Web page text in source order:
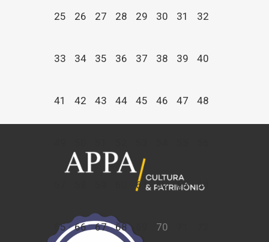
25 26 27 28 29 30 31 32
33 34 35 36 37 38 39 40
41 42 43 44 45 46 47 48
61 62 63 64
65 66 67 68 70